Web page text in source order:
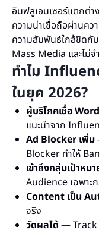
อินฟลูเอนเซอร์แตกต่
ความน่าเชื่อถือผ่านคว
ความสัมพันธ์ใกล้ชิดกั
Mass Media และไม่
ทำไม
ในยุค 2026?
ผู้บริโภคเชื่อ
แนะนำจาก
Ad Blocker เพิ่ม
Blocker ทำให้
เข้าถึงกลุ่มเป้าหม
Audience เฉพาะ
Content เป็น
จริง
วัดผลได้— Track